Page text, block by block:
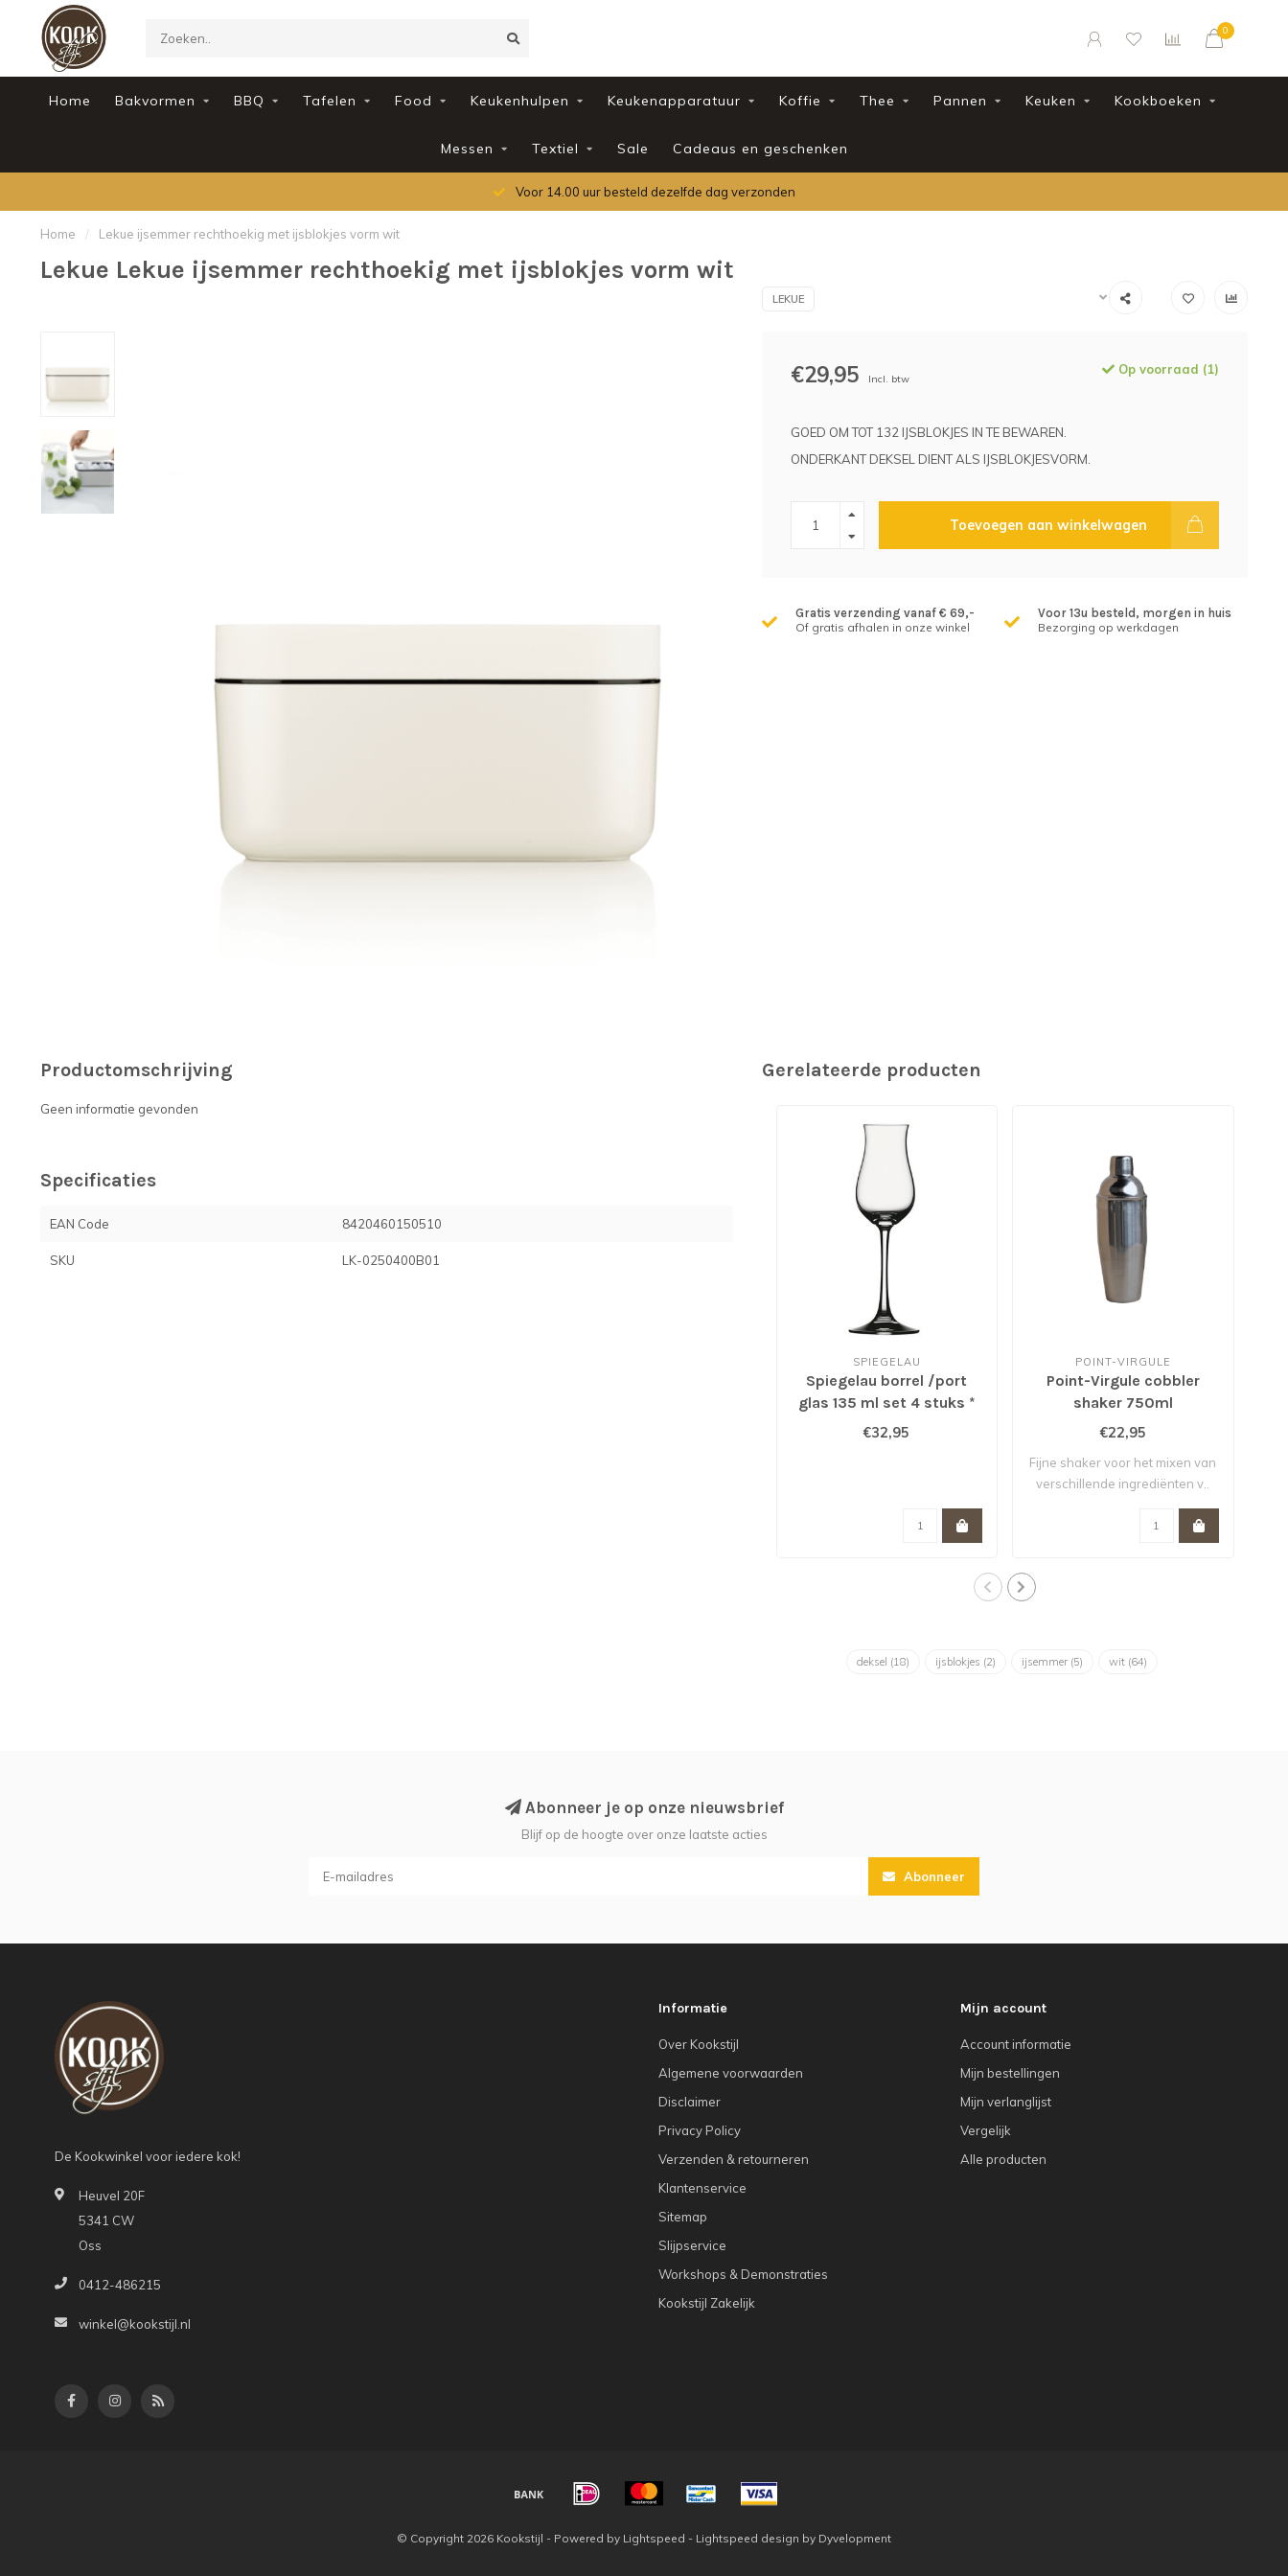
0
Home Bakvormen BBQ Tafelen Food Keukenhulpen Keukenapparatuur Koffie Thee Pannen Keuken Kookboeken
Messen Textiel Sale Cadeaus en geschenken
Voor 14.00 uur besteld dezelfde dag verzonden
Home / Lekue ijsemmer rechthoekig met ijsblokjes vorm wit
Lekue Lekue ijsemmer rechthoekig met ijsblokjes vorm wit
LEKUE
€29,95 Incl. btw
Op voorraad (1)
GOED OM TOT 132 IJSBLOKJES IN TE BEWAREN.
ONDERKANT DEKSEL DIENT ALS IJSBLOKJESVORM.
Toevoegen aan winkelwagen
Gratis verzending vanaf € 69,-
Of gratis afhalen in onze winkel
Voor 13u besteld, morgen in huis
Bezorging op werkdagen
Productomschrijving
Geen informatie gevonden
Specificaties
EAN Code 8420460150510
SKU LK-0250400B01
Gerelateerde producten
SPIEGELAU
Spiegelau borrel /port
glas 135 ml set 4 stuks *
€32,95
POINT-VIRGULE
Point-Virgule cobbler
shaker 750ml
€22,95
Fijne shaker voor het mixen van
verschillende ingrediënten v..
deksel (18) ijsblokjes (2) ijsemmer (5) wit (64)
Abonneer je op onze nieuwsbrief
Blijf op de hoogte over onze laatste acties
Abonneer
De Kookwinkel voor iedere kok!
Heuvel 20F
5341 CW
Oss
0412-486215
winkel@kookstijl.nl
Informatie
Over Kookstijl
Algemene voorwaarden
Disclaimer
Privacy Policy
Verzenden & retourneren
Klantenservice
Sitemap
Slijpservice
Workshops & Demonstraties
Kookstijl Zakelijk
Mijn account
Account informatie
Mijn bestellingen
Mijn verlanglijst
Vergelijk
Alle producten
© Copyright 2026 Kookstijl - Powered by Lightspeed - Lightspeed design by Dyvelopment